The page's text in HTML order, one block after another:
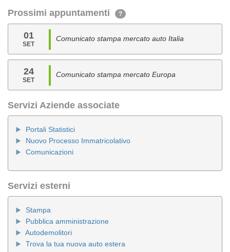
Prossimi appuntamenti ?
01
SET
Comunicato stampa mercato auto Italia
24
SET
Comunicato stampa mercato Europa
Servizi Aziende associate
Portali Statistici
Nuovo Processo Immatricolativo
Comunicazioni
Servizi esterni
Stampa
Pubblica amministrazione
Autodemolitori
Trova la tua nuova auto estera